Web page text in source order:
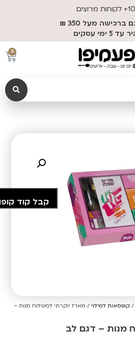
משלוח חינם ברכישה מעל 350 ₪
עסקים
0
/ קופסאות למילוי / מארז יוקרתי למשלוח מנות –
מנות – דגם לב
קבל קוד